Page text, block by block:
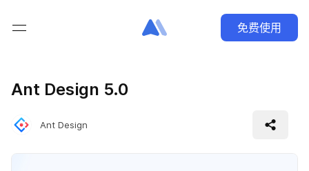
免费使用
Ant Design 5.0
Ant Design